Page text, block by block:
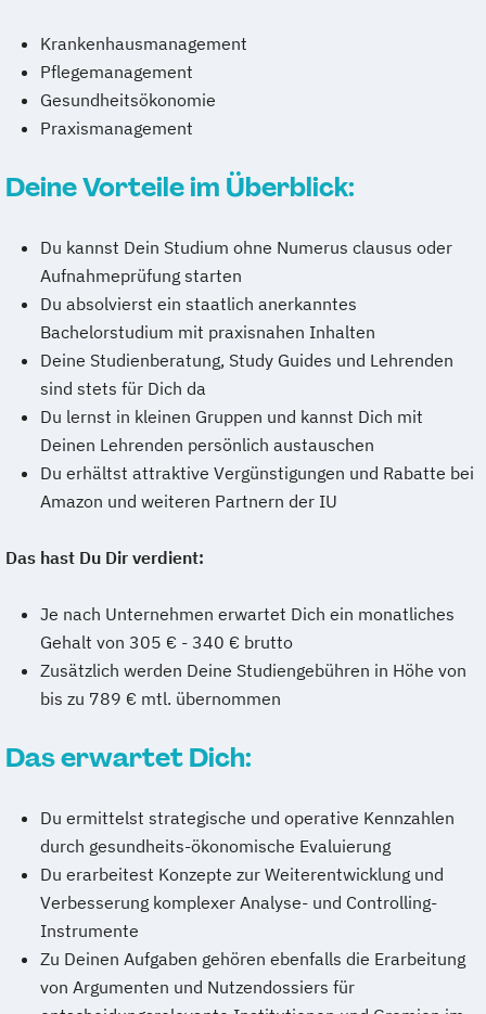
Krankenhausmanagement
Pflegemanagement
Gesundheitsökonomie
Praxismanagement
Deine Vorteile im Überblick:
Du kannst Dein Studium ohne Numerus clausus oder
Aufnahmeprüfung starten
Du absolvierst ein staatlich anerkanntes
Bachelorstudium mit praxisnahen Inhalten
Deine Studienberatung, Study Guides und Lehrenden
sind stets für Dich da
Du lernst in kleinen Gruppen und kannst Dich mit
Deinen Lehrenden persönlich austauschen
Du erhältst attraktive Vergünstigungen und Rabatte bei
Amazon und weiteren Partnern der IU
Das hast Du Dir verdient:
Je nach Unternehmen erwartet Dich ein monatliches
Gehalt von 305 € - 340 € brutto
Zusätzlich werden Deine Studiengebühren in Höhe von
bis zu 789 € mtl. übernommen
Das erwartet Dich:
Du ermittelst strategische und operative Kennzahlen
durch gesundheits-ökonomische Evaluierung
Du erarbeitest Konzepte zur Weiterentwicklung und
Verbesserung komplexer Analyse- und Controlling-
Instrumente
Zu Deinen Aufgaben gehören ebenfalls die Erarbeitung
von Argumenten und Nutzendossiers für